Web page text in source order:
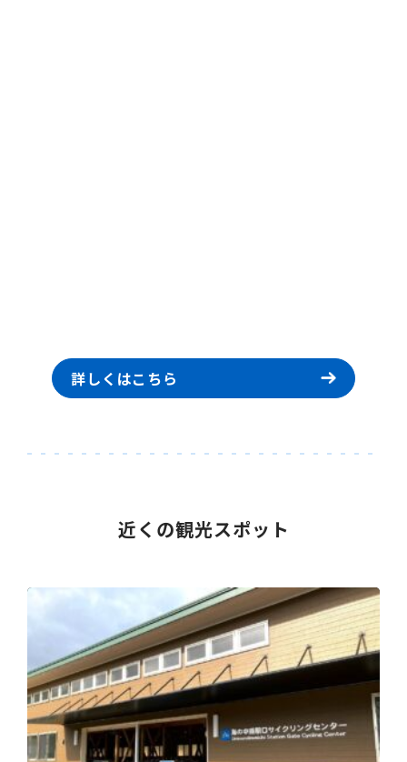
詳しくはこちら
近くの観光スポット